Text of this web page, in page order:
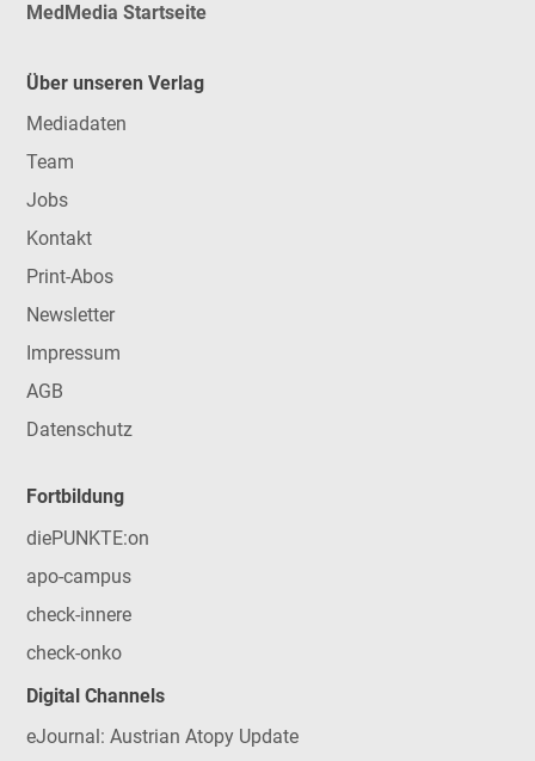
MedMedia Startseite
Über unseren Verlag
Mediadaten
Team
Jobs
Kontakt
Print-Abos
Newsletter
Impressum
AGB
Datenschutz
Fortbildung
diePUNKTE:on
apo-campus
check-innere
check-onko
Digital Channels
eJournal: Austrian Atopy Update